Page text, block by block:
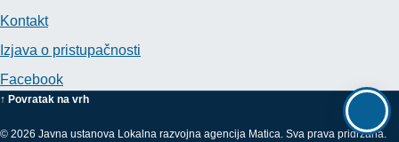
Kontakt
Izjava o pristupačnosti
Facebook
↑ Povratak na vrh
© 2026 Javna ustanova Lokalna razvojna agencija Matica. Sva prava pridržana.